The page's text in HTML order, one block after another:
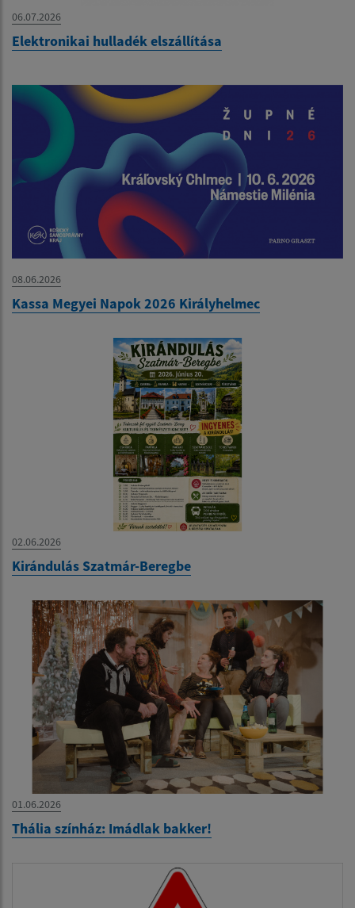
06.07.2026
Elektronikai hulladék elszállítása
08.06.2026
Kassa Megyei Napok 2026 Királyhelmec
02.06.2026
Kirándulás Szatmár-Beregbe
01.06.2026
Thália színház: Imádlak bakker!